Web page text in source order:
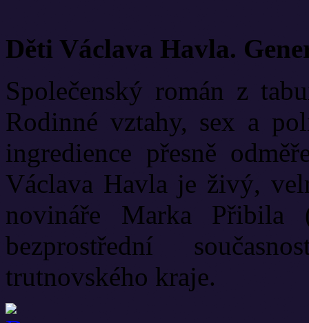
Děti Václava Havla.
Společenský román z
Rodinné vztahy, sex a
ingredience přesně
Václava Havla je živý,
novináře Marka Přibila
bezprostřední
trutnovského kraje.